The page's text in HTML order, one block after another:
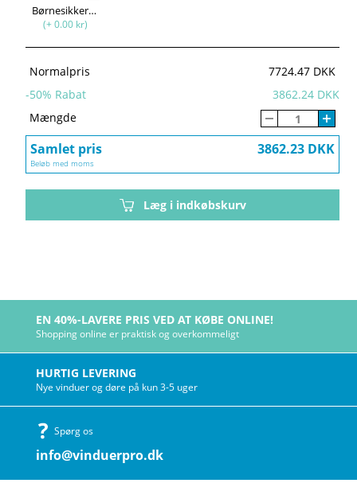
Børnesikkerhed
(+ 0.00 kr)
Normalpris
7724.47 DKK
-50% Rabat
3862.24 DKK
Mængde
Samlet pris 3862.23 DKK
Beløb med moms
Læg i indkøbskurv
EN 40%-LAVERE PRIS VED AT KØBE ONLINE!
Shopping online er praktisk og overkommeligt
HURTIG LEVERING
Nye vinduer og døre på kun 3-5 uger
Spørg os
info@vinduerpro.dk